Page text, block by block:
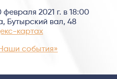
февраля 2021 г. в 18:00
Бутырский вал, 48
картах
события»